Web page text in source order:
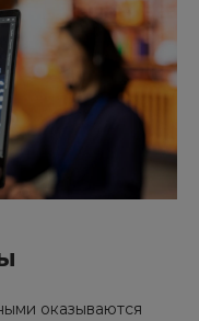
оказываются